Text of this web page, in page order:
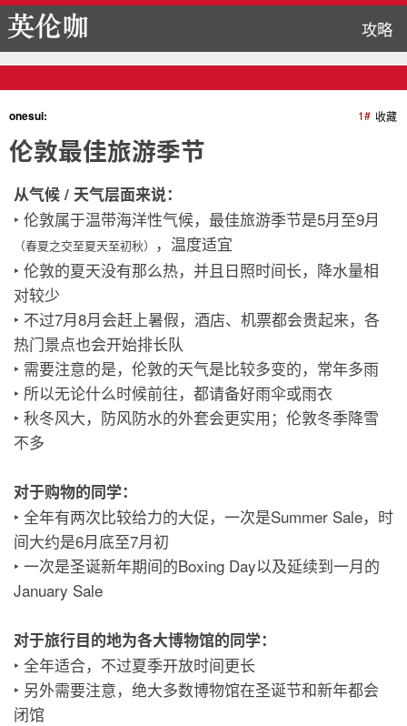
攻略
收藏
1#
onesui:
伦敦最佳旅游季节
从气候 / 天气层面来说：
‣ 伦敦属于温带海洋性气候，最佳旅游季节是5月至9月
（春夏之交至夏天至初秋）
，温度适宜
‣ 伦敦的夏天没有那么热，并且日照时间长，降水量相
对较少
‣ 不过7月8月会赶上暑假，酒店、机票都会贵起来，各
热门景点也会开始排长队
‣ 需要注意的是，伦敦的天气是比较多变的，常年多雨
‣ 所以无论什么时候前往，都请备好雨伞或雨衣
‣ 秋冬风大，防风防水的外套会更实用；伦敦冬季降雪
不多
对于购物的同学：
‣ 全年有两次比较给力的大促，一次是Summer Sale，时
间大约是6月底至7月初
‣ 一次是圣诞新年期间的Boxing Day以及延续到一月的
January Sale
对于旅行目的地为各大博物馆的同学：
‣ 全年适合，不过夏季开放时间更长
‣ 另外需要注意，绝大多数博物馆在圣诞节和新年都会
闭馆